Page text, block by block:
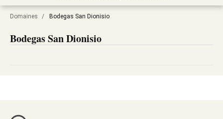
Domaines / Bodegas San Dionisio
Bodegas San Dionisio